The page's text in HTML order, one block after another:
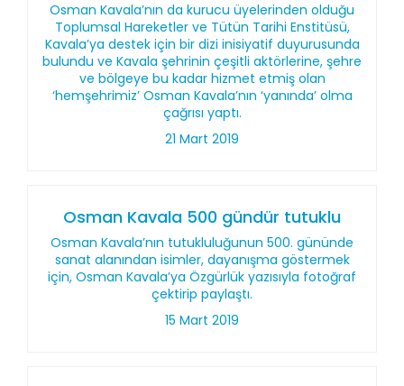
Osman Kavala’nın da kurucu üyelerinden olduğu
Toplumsal Hareketler ve Tütün Tarihi Enstitüsü,
Kavala’ya destek için bir dizi inisiyatif duyurusunda
bulundu ve Kavala şehrinin çeşitli aktörlerine, şehre
ve bölgeye bu kadar hizmet etmiş olan
‘hemşehrimiz’ Osman Kavala’nın ‘yanında’ olma
çağrısı yaptı.
21 Mart 2019
Osman Kavala 500 gündür tutuklu
Osman Kavala’nın tutukluluğunun 500. gününde
sanat alanından isimler, dayanışma göstermek
için, Osman Kavala’ya Özgürlük yazısıyla fotoğraf
çektirip paylaştı.
15 Mart 2019